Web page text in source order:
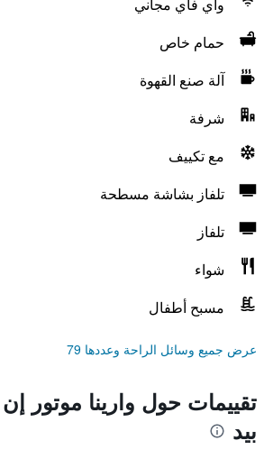
حمام خاص
آلة صنع القهوة
شرفة
مع تكييف
تلفاز بشاشة مسطحة
تلفاز
شواء
مسبح أطفال
عرض جميع وسائل الراحة وعددها 79
تقييمات حول وارينا موتور
بيد